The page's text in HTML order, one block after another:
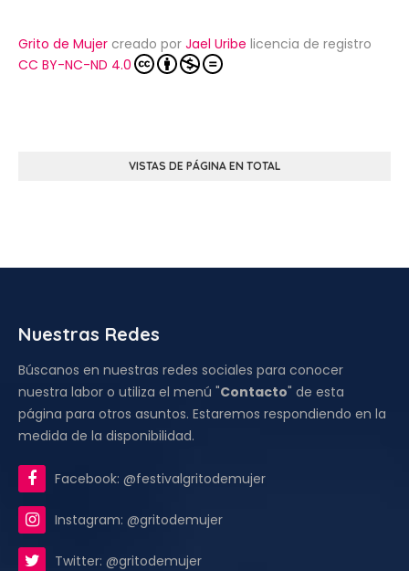
Grito de Mujer creado por Jael Uribe licencia de registro
CC BY-NC-ND 4.0
VISTAS DE PÁGINA EN TOTAL
Nuestras Redes
Búscanos en nuestras redes sociales para conocer
nuestra labor o utiliza el menú "Contacto" de esta
página para otros asuntos. Estaremos respondiendo en la
medida de la disponibilidad.
Facebook: @festivalgritodemujer
Instagram: @gritodemujer
Twitter: @gritodemujer